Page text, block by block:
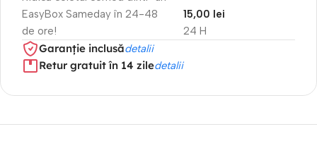
EasyBox Sameday în 24-48
de ore!
24 H
15,00 lei
Garanție inclusădetalii
Retur gratuit în 14 ziledetalii